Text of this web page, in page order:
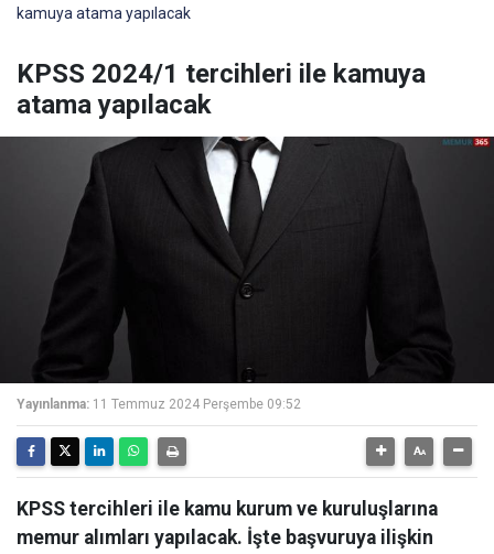
kamuya atama yapılacak
KPSS 2024/1 tercihleri ile kamuya
atama yapılacak
Yayınlanma: 11 Temmuz 2024 Perşembe 09:52
KPSS tercihleri ile kamu kurum ve kuruluşlarına
memur alımları yapılacak. İşte başvuruya ilişkin